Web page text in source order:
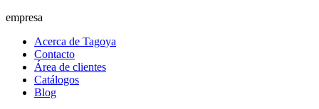
empresa
Acerca de Tagoya
Contacto
Área de clientes
Catálogos
Blog